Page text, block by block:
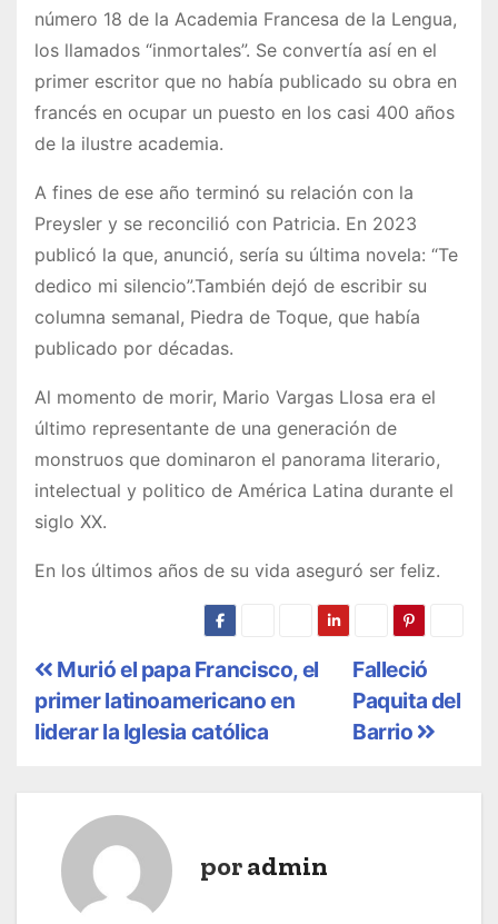
número 18 de la Academia Francesa de la Lengua,
los llamados “inmortales”. Se convertía así en el
primer escritor que no había publicado su obra en
francés en ocupar un puesto en los casi 400 años
de la ilustre academia.
A fines de ese año terminó su relación con la
Preysler y se reconcilió con Patricia. En 2023
publicó la que, anunció, sería su última novela: “Te
dedico mi silencio”.También dejó de escribir su
columna semanal, Piedra de Toque, que había
publicado por décadas.
Al momento de morir, Mario Vargas Llosa era el
último representante de una generación de
monstruos que dominaron el panorama literario,
intelectual y politico de América Latina durante el
siglo XX.
En los últimos años de su vida aseguró ser feliz.
N
a
Falleció
Paquita del
Barrio
Murió el papa Francisco, el
primer latinoamericano en
liderar la Iglesia católica
poradmin